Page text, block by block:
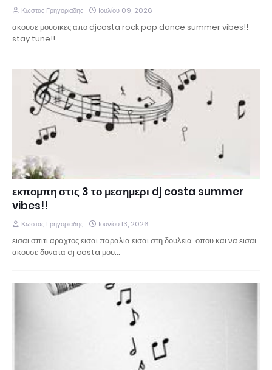
Κωστας Γρηγοριαδης Ιουλίου 09, 2026
ακουσε μουσικες απο djcosta rock pop dance summer vibes!!
stay tune!!
εκπομπη στις 3 το μεσημερι dj costa summer
vibes!!
Κωστας Γρηγοριαδης Ιουνίου 13, 2026
εισαι σπιτι αραχτος εισαι παραλια εισαι στη δουλεια οπου και να εισαι
ακουσε δυνατα dj costa μου…